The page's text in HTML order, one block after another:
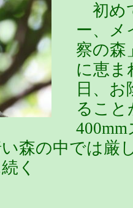
初め
ー、メ
察の
に恵ま
日、
るこ
森の中では厳
く